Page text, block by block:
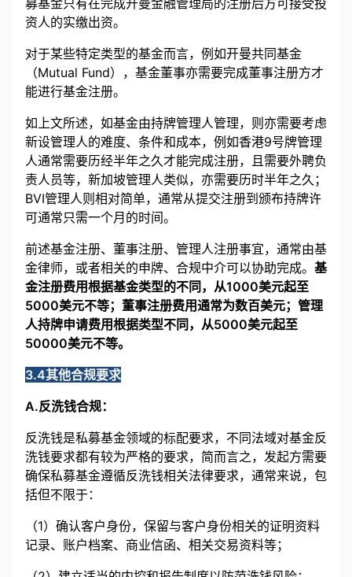
募基金只有在完成开曼金融管理局的注册后方可接受投
对于某些特定类型的基金而言，例如开曼共同基金
（Mutual Fund），基金董事亦需要完成董事注册方才
如上文所述，如基金由持牌管理人管理，则亦需要考虑
新设管理人的难度、条件和成本，例如香港9号牌管理
人通常需要历经半年之久才能完成注册，且需要外聘负
责人员等，新加坡管理人类似，亦需要历时半年之久；
BVI管理人则相对简单，通常从提交注册到颁布持牌许
前述基金注册、董事注册、管理人注册事宜，通常由基
金律师，或者相关的申牌、合规中介可以协助完成。
金注册费用根据基金类型的不同，从1000美元起至
5000美元不等；董事注册费用通常为数百美元；管理
人持牌申请费用根据类型不同，从5000美元起至
反洗钱是私募基金领域的标配要求，不同法域对基金反
洗钱要求都有较为严格的要求，简而言之，发起方需要
确保私募基金遵循反洗钱相关法律要求，通常来说，包
（1）确认客户身份，保留与客户身份相关的证明资料